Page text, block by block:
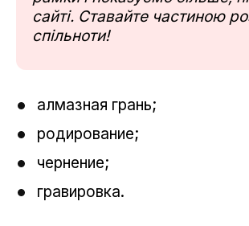
сайті. Ставайте частиною
спільноти!
алмазная грань;
родирование;
чернение;
гравировка.